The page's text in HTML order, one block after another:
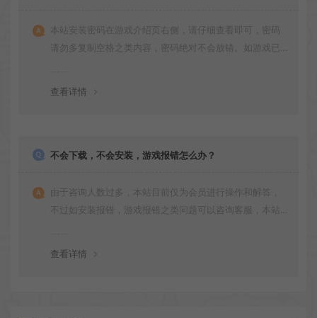
本站安装密码在游戏介绍页右侧，请仔细查看即可，密码
请勿多复制空格之类内容，密码绝对不会放错。如游戏已
查看详情
不会下载，不会安装，游戏报错怎么办？
由于咨询人数过多，本站目前仅为会员进行操作和解答，
不过如安装报错，游戏报错之类问题可以咨询客服，本站
查看详情